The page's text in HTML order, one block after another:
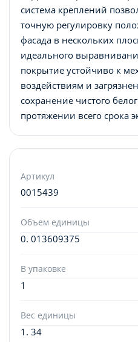
система креплений
точную регулировку
фасада в нескольких
идеального
покрытие устойчиво к
воздействиям и
сохранение чистого
протяжении всего срока
Артикул
0015439
Объем единицы
0. 013609375
В упаковке
1
Вес единицы
1. 34